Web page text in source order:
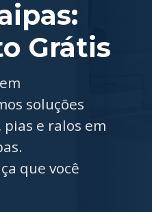
Grátis
soluções
e ralos em
que você